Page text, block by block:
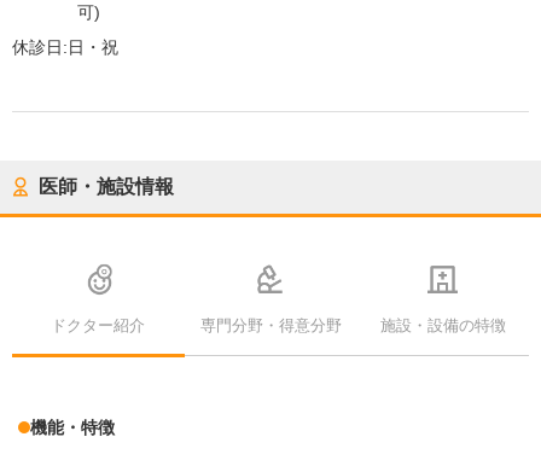
可)
休診日:日・祝
医師・施設情報
ドクター紹介 専門分野・得意分野 施設・設備の特徴
機能・特徴